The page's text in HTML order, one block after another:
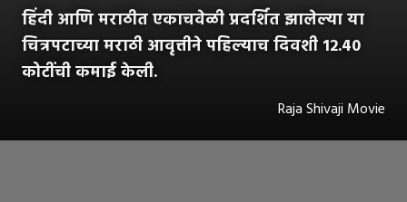
हिंदी आणि मराठीत एकाचवेळी प्रदर्शित झालेल्या या
चित्रपटाच्या मराठी आवृत्तीने पहिल्याच दिवशी 12.40
कोटींची कमाई केली.
Raja Shivaji Movie